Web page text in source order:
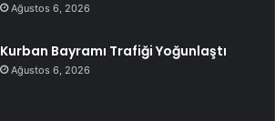
Ağustos 6, 2026
Kurban Bayramı Trafiği Yoğunlaştı
Ağustos 6, 2026